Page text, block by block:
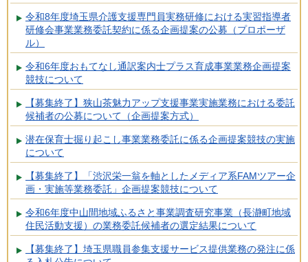
令和8年度埼玉県介護支援専門員実務研修における実習指導者
研修会事業業務委託契約に係る企画提案の公募（プロポーザ
ル）
令和6年度おもてなし通訳案内士プラス育成事業業務企画提案
競技について
【募集終了】狭山茶魅力アップ支援事業実施業務における委託
候補者の公募について（企画提案方式）
潜在保育士掘り起こし事業業務委託に係る企画提案競技の実施
について
【募集終了】「渋沢栄一翁を軸としたメディア系FAMツアー企
画・実施等業務委託」企画提案競技について
令和6年度中山間地域ふるさと事業調査研究事業（長瀞町地域
住民活動支援）の業務委託候補者の選定結果について
【募集終了】埼玉県職員参集支援サービス提供業務の発注に係